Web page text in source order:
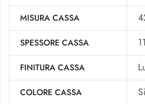
MISURA CASSA
SPESSORE CASSA
FINITURA CASSA
COLORE CASSA